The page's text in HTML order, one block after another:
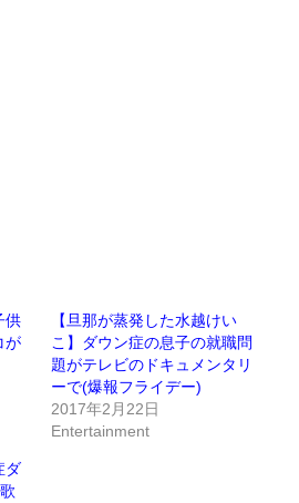
供
が
【旦那が蒸発した水越けい
こ】ダウン症の息子の就職問
題がテレビのドキュメンタリ
ーで(爆報フライデー)
2017年2月22日
Entertainment
ダ